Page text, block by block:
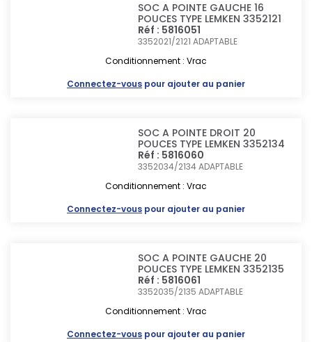
SOC A POINTE GAUCHE 16
POUCES TYPE LEMKEN 3352121
Réf : 5816051
3352021/2121ADAPTABLE
Conditionnement : Vrac
Connectez-vous pour ajouter au panier
SOC A POINTE DROIT 20
POUCES TYPE LEMKEN 3352134
Réf : 5816060
3352034/2134ADAPTABLE
Conditionnement : Vrac
Connectez-vous pour ajouter au panier
SOC A POINTE GAUCHE 20
POUCES TYPE LEMKEN 3352135
Réf : 5816061
3352035/2135ADAPTABLE
Conditionnement : Vrac
Connectez-vous pour ajouter au panier